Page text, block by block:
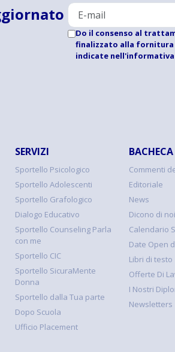
Do il consenso al
finalizzato alla fornitura
indicate nell'informativa
SERVIZI
Sportello Psicologico
Sportello Adolescenti
Sportello Grafologico
Dialogo Educativo
Sportello Counseling Parla
con me
Sportello CIC
Sportello SicuraMente
Donna
Sportello dalla Tua parte
Dopo Scuola
Ufficio Placement
Commenti
Editoriale
News
Dicono di noi
Calendario
Date Open
Libri di testo
Offerte Di
I Nostri
Newsletters